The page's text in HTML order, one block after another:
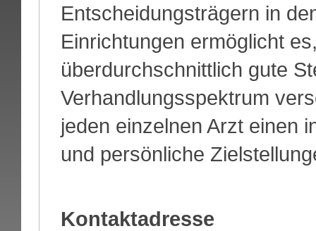
Entscheidungsträgern in
Einrichtungen ermöglicht
überdurchschnittlich gute
Verhandlungsspektrum
jeden einzelnen Arzt einen
und persönliche
Kontaktadresse